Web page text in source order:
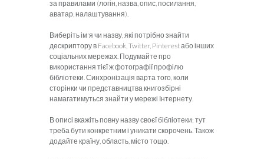
за правилами (логін, назва, опис, посилання,
аватар, налаштування).
Виберіть ім'я чи назву, які потрібно знайти
дескриптору в Facebook, Twitter, Pinterest або інших
соціальних мережах. Подумайте про
використання тієї ж фотографії профілю
бібліотеки. Синхронізація варта того, коли
сторінки чи представництва книгозбірні
намагатимуться знайти у мережі Інтернету.
В описі вкажіть повну назву своєї бібліотеки; тут
треба бути конкретним і уникати скорочень. Також
додайте країну, область, місто тощо.